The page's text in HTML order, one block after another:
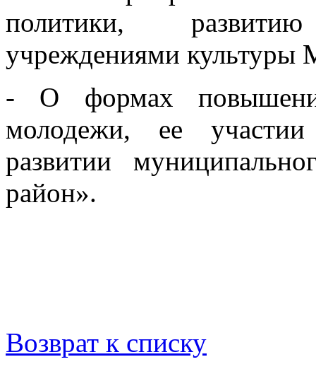
политики,
учреждениями культуры
- О формах
молодежи, ее
развитии
район».
Возврат к списку